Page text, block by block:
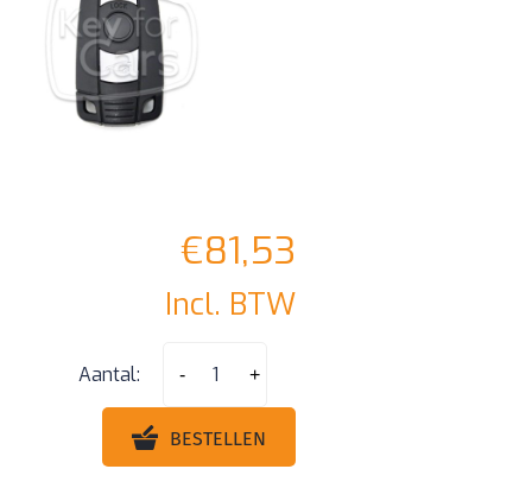
€81,53
Incl. BTW
Aantal: -
Smart
868mhz
+
BESTELLEN